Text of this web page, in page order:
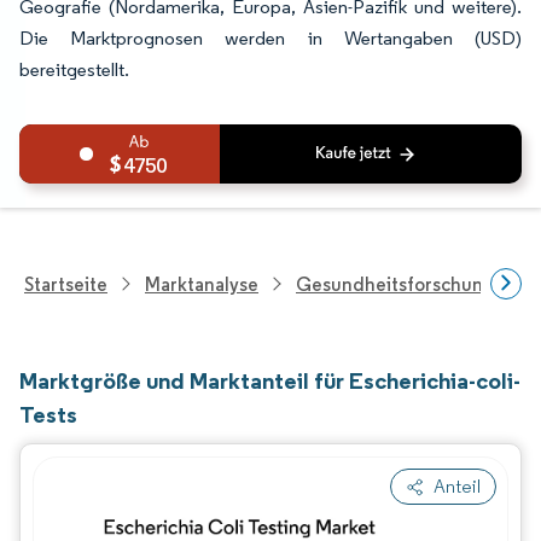
Geografie (Nordamerika, Europa, Asien-Pazifik und weitere).
Die Marktprognosen werden in Wertangaben (USD)
bereitgestellt.
4750
Startseite Marktanalyse Gesundheitsforschung
Marktgröße und Marktanteil für Escherichia-coli-
Tests
Anteil